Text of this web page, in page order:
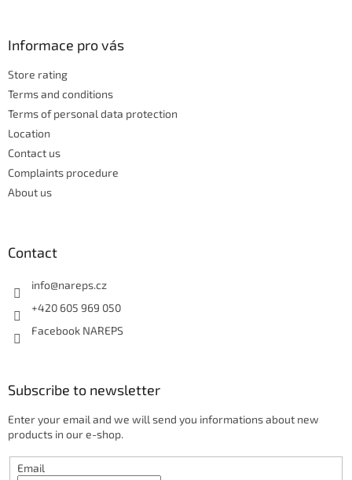
t
Informace pro vás
Store rating
Terms and conditions
Terms of personal data protection
Location
Contact us
Complaints procedure
About us
Contact
info@nareps.cz
+420 605 969 050
Facebook NAREPS
Subscribe to newsletter
Enter your email and we will send you informations about new
products in our e-shop.
Email